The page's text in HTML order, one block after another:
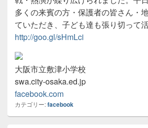
多くの来賓の方・保護者の皆さん・
ていただき、子ども達も張り切って
http://goo.gl/sHmLci
大阪市立敷津小学校
swa.city-osaka.ed.jp
facebook.com
カテゴリー:facebook